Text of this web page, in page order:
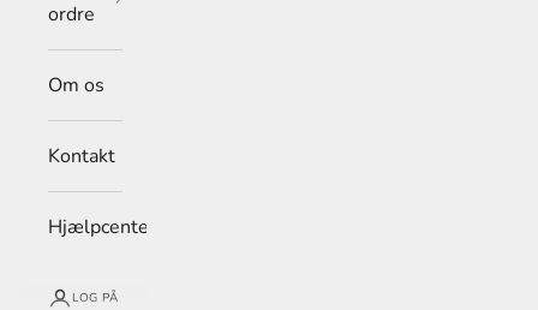
ordre
Om os
Kontakt
Hjælpcenter
LOG PÅ